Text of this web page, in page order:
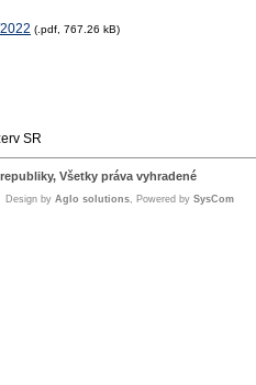
(.pdf, 767.26 kB)
SR
Všetky práva vyhradené
Design by Aglo solutions, Powered by SysCom